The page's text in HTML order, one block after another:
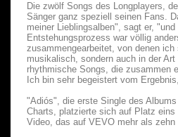
Die zwölf Songs des Longplayers,
Sänger ganz speziell seinen Fans.
meiner Lieblingsalben", sagt er,
Entstehungsprozess war völlig
zusammengearbeitet, von denen
musikalisch, sondern auch in der
rhythmische Songs, die zusammen
Ich bin sehr begeistert vom
"Adiós", die erste Single des
Charts, platzierte sich auf Platz
Video, das auf VEVO mehr als